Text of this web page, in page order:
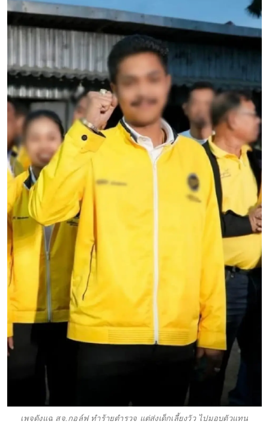
เพจดังแฉ สจ.กอล์ฟ ทำร้ายตำรวจ แต่ส่งเด็กเลี้ยงวัว ไปมอบตัวแทน